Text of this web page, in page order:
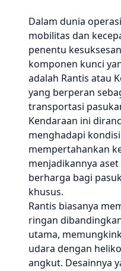
Dalam dunia
mobilitas dan
penentu
komponen kunci
adalah Rantis atau
yang berperan
transportasi
Kendaraan ini
menghadapi
mempertahankan
menjadikannya
berharga bagi
khusus.
Rantis biasanya
ringan
utama,
udara dengan
angkut. Desainnya